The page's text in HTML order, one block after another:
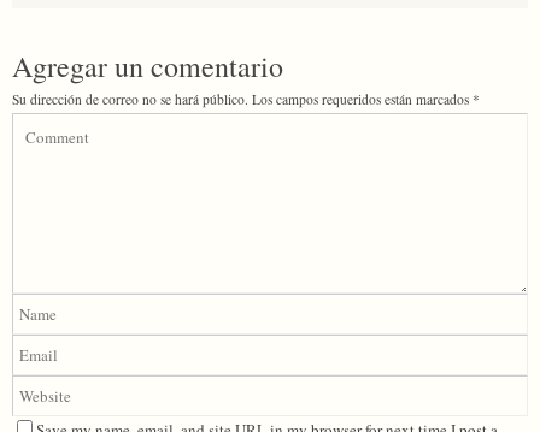
Agregar un comentario
Su dirección de correo no se hará público. Los campos requeridos están marcados *